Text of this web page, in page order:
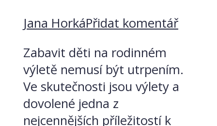
Jana HorkáPřidat komentář
Zabavit děti na rodinném
výletě nemusí být utrpením.
Ve skutečnosti jsou výlety a
dovolené jedna z
nejcennějších příležitostí k